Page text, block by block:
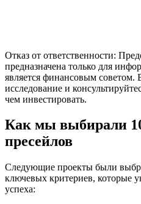
Отказ от ответственности:
предназначена только для
является финансовым советом.
исследование и
чем инвестировать.
Как мы выбирали
пресейлов
Следующие проекты были
ключевых критериев, которые
успеха: